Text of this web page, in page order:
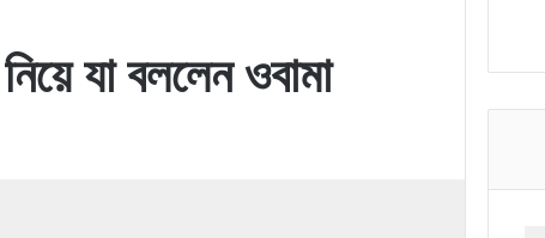
যা বললেন ওবামা